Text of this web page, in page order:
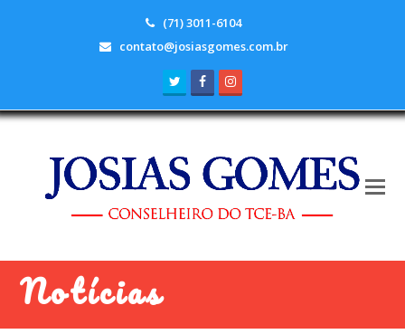
(71) 3011-6104
contato@josiasgomes.com.br
TwitterFacebook
Notícias